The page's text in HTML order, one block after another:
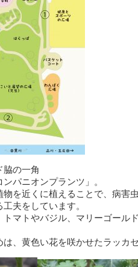
の一角
パニオンプランツ」。
物を近くに植えることで、病害
工夫をしています。
トマトやバジル、マリーゴール
は、黄色い花を咲かせたラッカ